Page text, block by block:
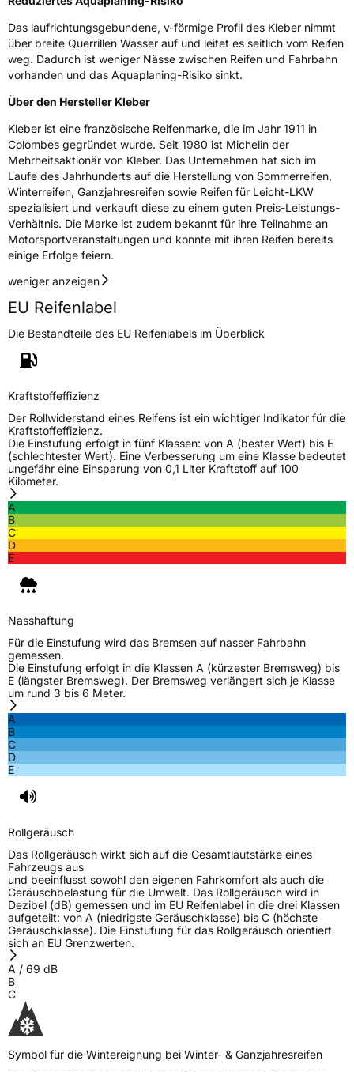
Das laufrichtungsgebundene, v-förmige Profil des Kleber nimmt
über breite Querrillen Wasser auf und leitet es seitlich vom Reifen
weg. Dadurch ist weniger Nässe zwischen Reifen und Fahrbahn
vorhanden und das Aquaplaning-Risiko sinkt.
Über den Hersteller Kleber
Kleber ist eine französische Reifenmarke, die im Jahr 1911 in
Colombes gegründet wurde. Seit 1980 ist Michelin der
Mehrheitsaktionär von Kleber. Das Unternehmen hat sich im
Laufe des Jahrhunderts auf die Herstellung von Sommerreifen,
Winterreifen, Ganzjahresreifen sowie Reifen für Leicht-LKW
spezialisiert und verkauft diese zu einem guten Preis-Leistungs-
Verhältnis. Die Marke ist zudem bekannt für ihre Teilnahme an
Motorsportveranstaltungen und konnte mit ihren Reifen bereits
einige Erfolge feiern.
weniger anzeigen
EU Reifenlabel
Die Bestandteile des EU Reifenlabels im Überblick
Kraftstoffeffizienz
Der Rollwiderstand eines Reifens ist ein wichtiger Indikator für die
Kraftstoffeffizienz.
Die Einstufung erfolgt in fünf Klassen: von A (bester Wert) bis E
(schlechtester Wert). Eine Verbesserung um eine Klasse bedeutet
ungefähr eine Einsparung von 0,1 Liter Kraftstoff auf 100
Kilometer.
A
B
C
D
E
Nasshaftung
Für die Einstufung wird das Bremsen auf nasser Fahrbahn
gemessen.
Die Einstufung erfolgt in die Klassen A (kürzester Bremsweg) bis
E (längster Bremsweg). Der Bremsweg verlängert sich je Klasse
um rund 3 bis 6 Meter.
A
B
C
D
E
Rollgeräusch
Das Rollgeräusch wirkt sich auf die Gesamtlautstärke eines
Fahrzeugs aus
und beeinflusst sowohl den eigenen Fahrkomfort als auch die
Geräuschbelastung für die Umwelt. Das Rollgeräusch wird in
Dezibel (dB) gemessen und im EU Reifenlabel in die drei Klassen
aufgeteilt: von A (niedrigste Geräuschklasse) bis C (höchste
Geräuschklasse). Die Einstufung für das Rollgeräusch orientiert
sich an EU Grenzwerten.
A / 69 dB
B
C
Symbol für die Wintereignung bei Winter- & Ganzjahresreifen